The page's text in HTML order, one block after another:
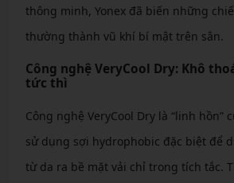
thông minh, Yonex đã biến những
thường thành vũ khí bí mật trên sân.
Công nghệ VeryCool Dry: Khô
tức thì
Công nghệ VeryCool Dry là “linh hồn”
sử dụng sợi hydrophobic đặc biệt để
từ da ra bề mặt vải chỉ trong tích tắc.